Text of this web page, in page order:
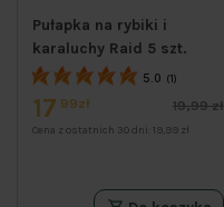
Pułapka na rybiki i
karaluchy Raid 5 szt.
5.0 (1)
17 99zł 19,99 zł
Cena z ostatnich 30 dni: 19,99 zł